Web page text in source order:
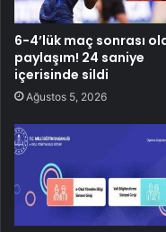
6-4’lük maç sonrası
paylaşım! 24 saniye
içerisinde sildi
Ağustos 5, 2026